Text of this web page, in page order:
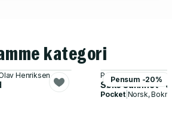
kategori
Henriksen Pensum -20%
Paul Leer-
Søke sannhet -
Pocket| Norsk,